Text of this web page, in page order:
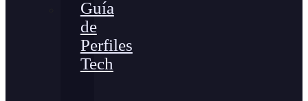
Guía
de
Perfiles
Tech